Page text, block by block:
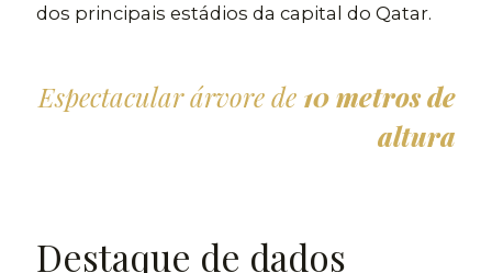
dos principais estádios da capital do Qatar.
Espectacular árvore de 10 metros de
altura
Destaque de dados